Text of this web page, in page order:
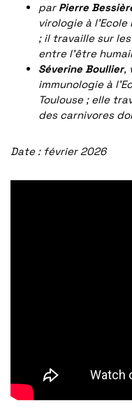
par Pierre
virologie à
; il travaille sur
entre l’être
Séverine Boullier,
immunologie à
Toulouse ; elle
des carnivores
Date : février 2026